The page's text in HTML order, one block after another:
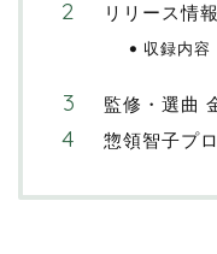
リリース情報
収録内容
監修・選曲
惣領智子プ